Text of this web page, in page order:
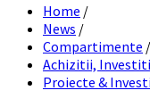
Home /
News /
Compartimente /
Achizitii,
Proiecte &